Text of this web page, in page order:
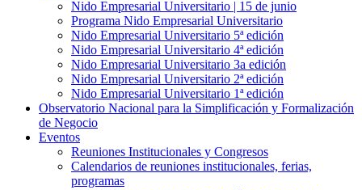
Nido Empresarial Universitario | 15 de junio
Programa Nido Empresarial Universitario
Nido Empresarial Universitario 5ª edición
Nido Empresarial Universitario 4ª edición
Nido Empresarial Universitario 3a edición
Nido Empresarial Universitario 2ª edición
Nido Empresarial Universitario 1ª edición
Observatorio Nacional para la Simplificación y Formalización
de Negocio
Eventos
Reuniones Institucionales y Congresos
Calendarios de reuniones institucionales, ferias,
programas